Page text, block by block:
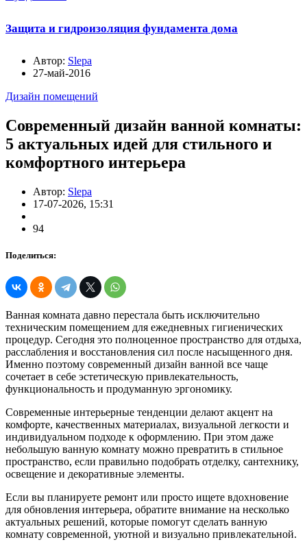
Защита и гидроизоляция фундамента дома
Автор: Slepa
27-май-2016
Дизайн помещений
Современный дизайн ванной комнаты:
5 актуальных идей для стильного и
комфортного интерьера
Автор: Slepa
17-07-2026, 15:31
94
Поделиться:
Ванная комната давно перестала быть исключительно
техническим помещением для ежедневных гигиенических
процедур. Сегодня это полноценное пространство для отдыха,
расслабления и восстановления сил после насыщенного дня.
Именно поэтому современный дизайн ванной все чаще
сочетает в себе эстетическую привлекательность,
функциональность и продуманную эргономику.
Современные интерьерные тенденции делают акцент на
комфорте, качественных материалах, визуальной легкости и
индивидуальном подходе к оформлению. При этом даже
небольшую ванную комнату можно превратить в стильное
пространство, если правильно подобрать отделку, сантехнику,
освещение и декоративные элементы.
Если вы планируете ремонт или просто ищете вдохновение
для обновления интерьера, обратите внимание на несколько
актуальных решений, которые помогут сделать ванную
комнату современной, уютной и визуально привлекательной.